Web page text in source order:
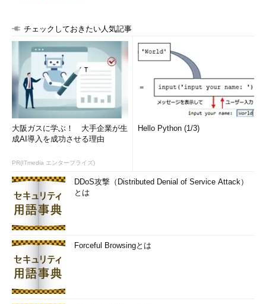
チェックしておきたい人気記事
大阪ガスに学ぶ！ 大手企業が生
成AI導入を成功させる理由
PR(ITmedia エンタープライズ)
Hello Python (1/3)
DDoS攻撃（Distributed Denial of Service Attack）
とは
Forceful Browsingとは